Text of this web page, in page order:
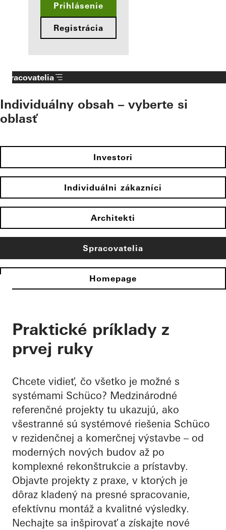
Prihlásenie
Registrácia
Spracovatelia
Individuálny obsah – vyberte si
oblasť
Investori
Individuálni zákazníci
Architekti
Spracovatelia
Homepage
Praktické príklady z
prvej ruky
Chcete vidieť, čo všetko je možné s
systémami Schüco? Medzinárodné
referenčné projekty tu ukazujú, ako
všestranné sú systémové riešenia Schüco
v rezidenčnej a komerčnej výstavbe – od
moderných nových budov až po
komplexné rekonštrukcie a prístavby.
Objavte projekty z praxe, v ktorých je
dôraz kladený na presné spracovanie,
efektívnu montáž a kvalitné výsledky.
Nechajte sa inšpirovať a získajte nové